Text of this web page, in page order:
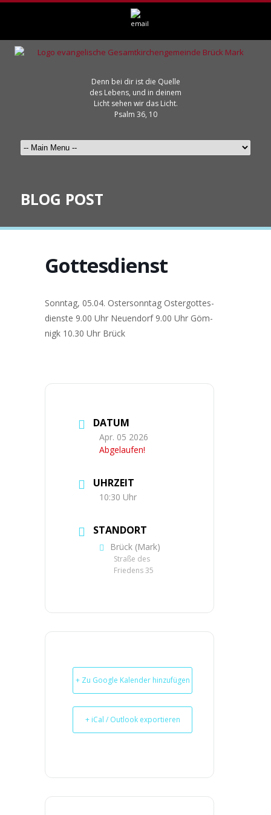
Denn bei dir ist die Quelle
des Lebens, und in deinem
Licht sehen wir das Licht.
Psalm 36, 10
BLOG POST
Gottesdienst
Sonn­tag, 05.04. Oster­sonn­tag Oster­got­tes­
diens­te 9.00 Uhr Neu­en­dorf 9.00 Uhr Göm­
nigk 10.30 Uhr Brück
DATUM
Apr. 05 2026
Abgelaufen!
UHRZEIT
10:30 Uhr
STANDORT
Brück (Mark)
Straße des
Friedens 35
+ Zu Google Kalender hinzufügen
+ iCal / Outlook exportieren